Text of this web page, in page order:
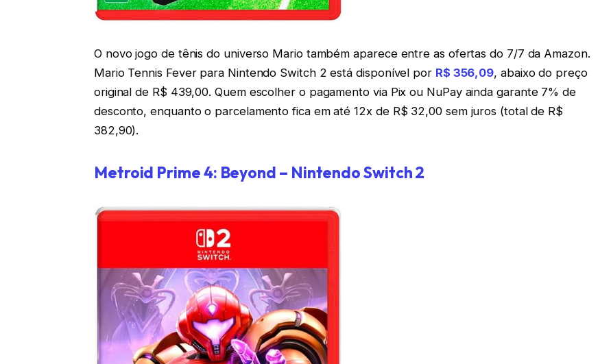
O novo jogo de tênis do universo Mario também aparece entre as ofertas do 7/7 da Amazon.
Mario Tennis Fever para Nintendo Switch 2 está disponível por R$ 356,09, abaixo do preço
original de R$ 439,00. Quem escolher o pagamento via Pix ou NuPay ainda garante 7% de
desconto, enquanto o parcelamento fica em até 12x de R$ 32,00 sem juros (total de R$
382,90).
Metroid Prime 4: Beyond – Nintendo Switch 2